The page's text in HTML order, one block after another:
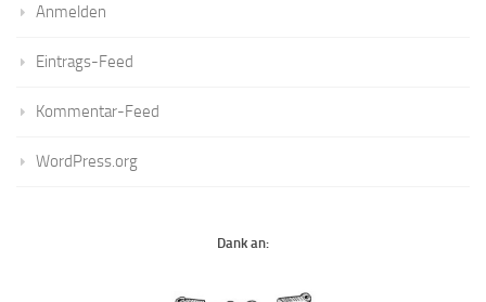
Anmelden
Eintrags-Feed
Kommentar-Feed
WordPress.org
Dank an: